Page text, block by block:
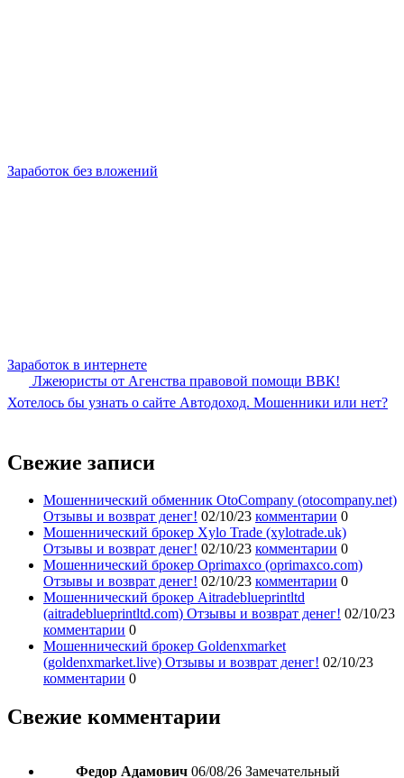
Заработок без вложений
Заработок в интернете
Лжеюристы от Агенства правовой помощи ВВК!
Хотелось бы узнать о сайте Автодоход. Мошенники или нет?
Свежие записи
Мошеннический обменник OtoCompany (otocompany.net)
Отзывы и возврат денег! 02/10/23 комментарии 0
Мошеннический брокер Xylo Trade (xylotrade.uk)
Отзывы и возврат денег! 02/10/23 комментарии 0
Мошеннический брокер Oprimaxco (oprimaxco.com)
Отзывы и возврат денег! 02/10/23 комментарии 0
Мошеннический брокер Aitradeblueprintltd
(aitradeblueprintltd.com) Отзывы и возврат денег! 02/10/23
комментарии 0
Мошеннический брокер Goldenxmarket
(goldenxmarket.live) Отзывы и возврат денег! 02/10/23
комментарии 0
Свежие комментарии
Федор Адамович 06/08/26 Замечательный